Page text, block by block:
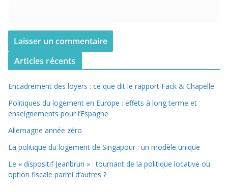
Articles récents
Encadrement des loyers : ce que dit le rapport Fack & Chapelle
Politiques du logement en Europe : effets à long terme et
enseignements pour l’Espagne
Allemagne année zéro
La politique du logement de Singapour : un modèle unique
Le « dispositif Jeanbrun » : tournant de la politique locative ou
option fiscale parmi d’autres ?